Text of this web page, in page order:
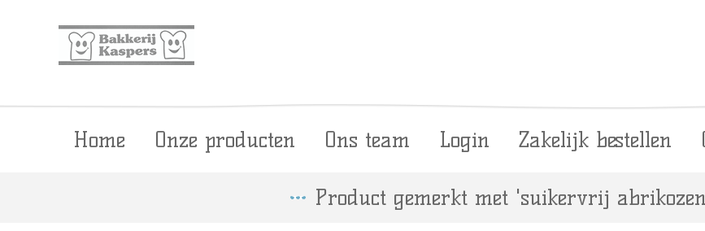
Home Onze producten Ons team Login Zakelijk bestellen
Product gemerkt met 'suikervrij